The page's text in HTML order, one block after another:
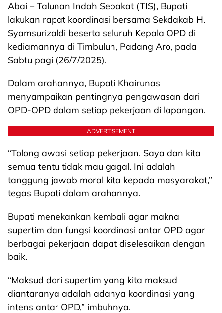
Abai – Talunan Indah Sepakat (TIS), Bupati
lakukan rapat koordinasi bersama Sekdakab H.
Syamsurizaldi beserta seluruh Kepala OPD di
kediamannya di Timbulun, Padang Aro, pada
Sabtu pagi (26/7/2025).
Dalam arahannya, Bupati Khairunas
menyampaikan pentingnya pengawasan dari
OPD-OPD dalam setiap pekerjaan di lapangan.
ADVERTISEMENT
“Tolong awasi setiap pekerjaan. Saya dan kita
semua tentu tidak mau gagal. Ini adalah
tanggung jawab moral kita kepada masyarakat,”
tegas Bupati dalam arahannya.
Bupati menekankan kembali agar makna
supertim dan fungsi koordinasi antar OPD agar
berbagai pekerjaan dapat diselesaikan dengan
baik.
“Maksud dari supertim yang kita maksud
diantaranya adalah adanya koordinasi yang
intens antar OPD,” imbuhnya.